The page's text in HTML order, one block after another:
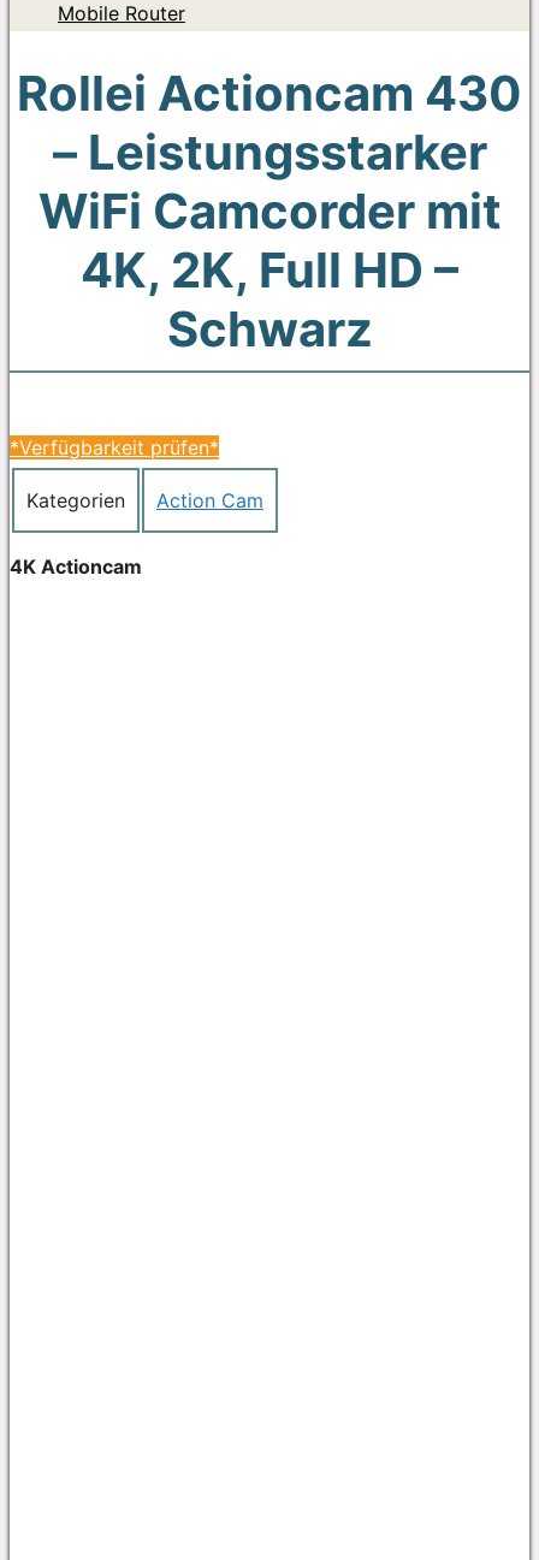
Mobile Router
Rollei Actioncam 430
– Leistungsstarker
WiFi Camcorder mit
4K, 2K, Full HD –
Schwarz
*Verfügbarkeit prüfen*
Kategorien Action Cam
4K Actioncam